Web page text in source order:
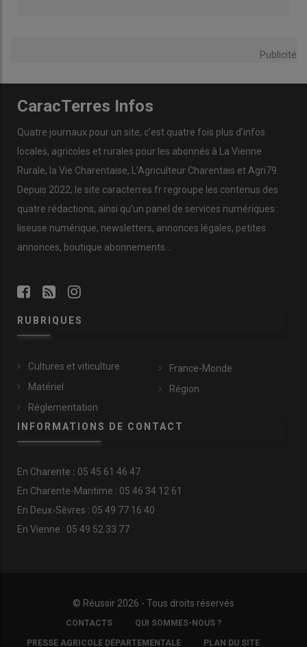
Publicité
CaracTerres Infos
Quatre journaux pour un site, c’est quatre fois plus d’infos
locales, agricoles et rurales pour les abonnés à La Vienne
Rurale, la Vie Charentaise, L’Agriculteur Charentais et Agri79.
Depuis 2022, le site caracterres.fr regroupe les contenus des
quatre rédactions, ainsi qu’un panel de services numériques :
liseuse numérique, newsletters, annonces légales, petites
annonces, boutique abonnements…
RUBRIQUES
Cultures et viticulture
Matériel
Réglementation
France-Monde
Région
INFORMATIONS DE CONTACT
En Charente : 05 45 61 46 47
En Charente-Maritime : 05 46 34 12 61
En Deux-Sèvres : 05 49 77 16 40
En Vienne : 05 49 52 33 77
© Réussir 2026 - Tous droits réservés
COPYRIGHTCONTACTS QUI SOMMES-NOUS ?
PRESSE AGRICOLE DÉPARTEMENTALE PLAN DU SITE